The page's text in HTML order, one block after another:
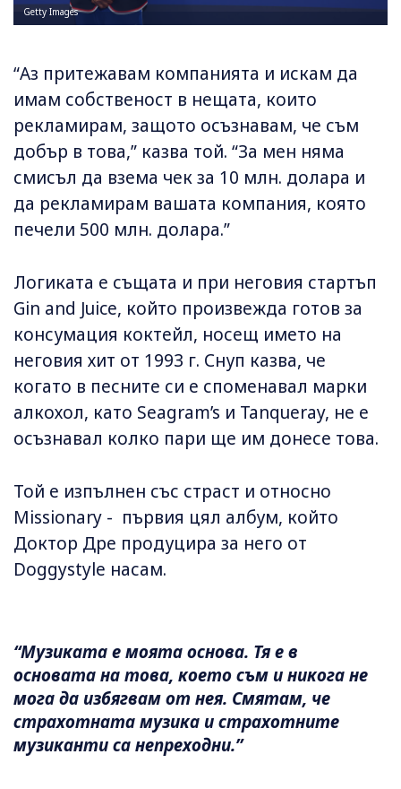
Getty Images
“Аз притежавам компанията и искам да
имам собственост в нещата, които
рекламирам, защото осъзнавам, че съм
добър в това,” казва той. “За мен няма
смисъл да взема чек за 10 млн. долара и
да рекламирам вашата компания, която
печели 500 млн. долара.”
Логиката е същата и при неговия стартъп
Gin and Juice, който произвежда готов за
консумация коктейл, носещ името на
неговия хит от 1993 г. Снуп казва, че
когато в песните си е споменавал марки
алкохол, като Seagram’s и Tanqueray, не е
осъзнавал колко пари ще им донесе това.
Той е изпълнен със страст и относно
Missionary - първия цял албум, който
Доктор Дре продуцира за него от
Doggystyle насам.
“Музиката е моята основа. Тя е в
основата на това, което съм и никога не
мога да избягвам от нея. Смятам, че
страхотната музика и страхотните
музиканти са непреходни.”